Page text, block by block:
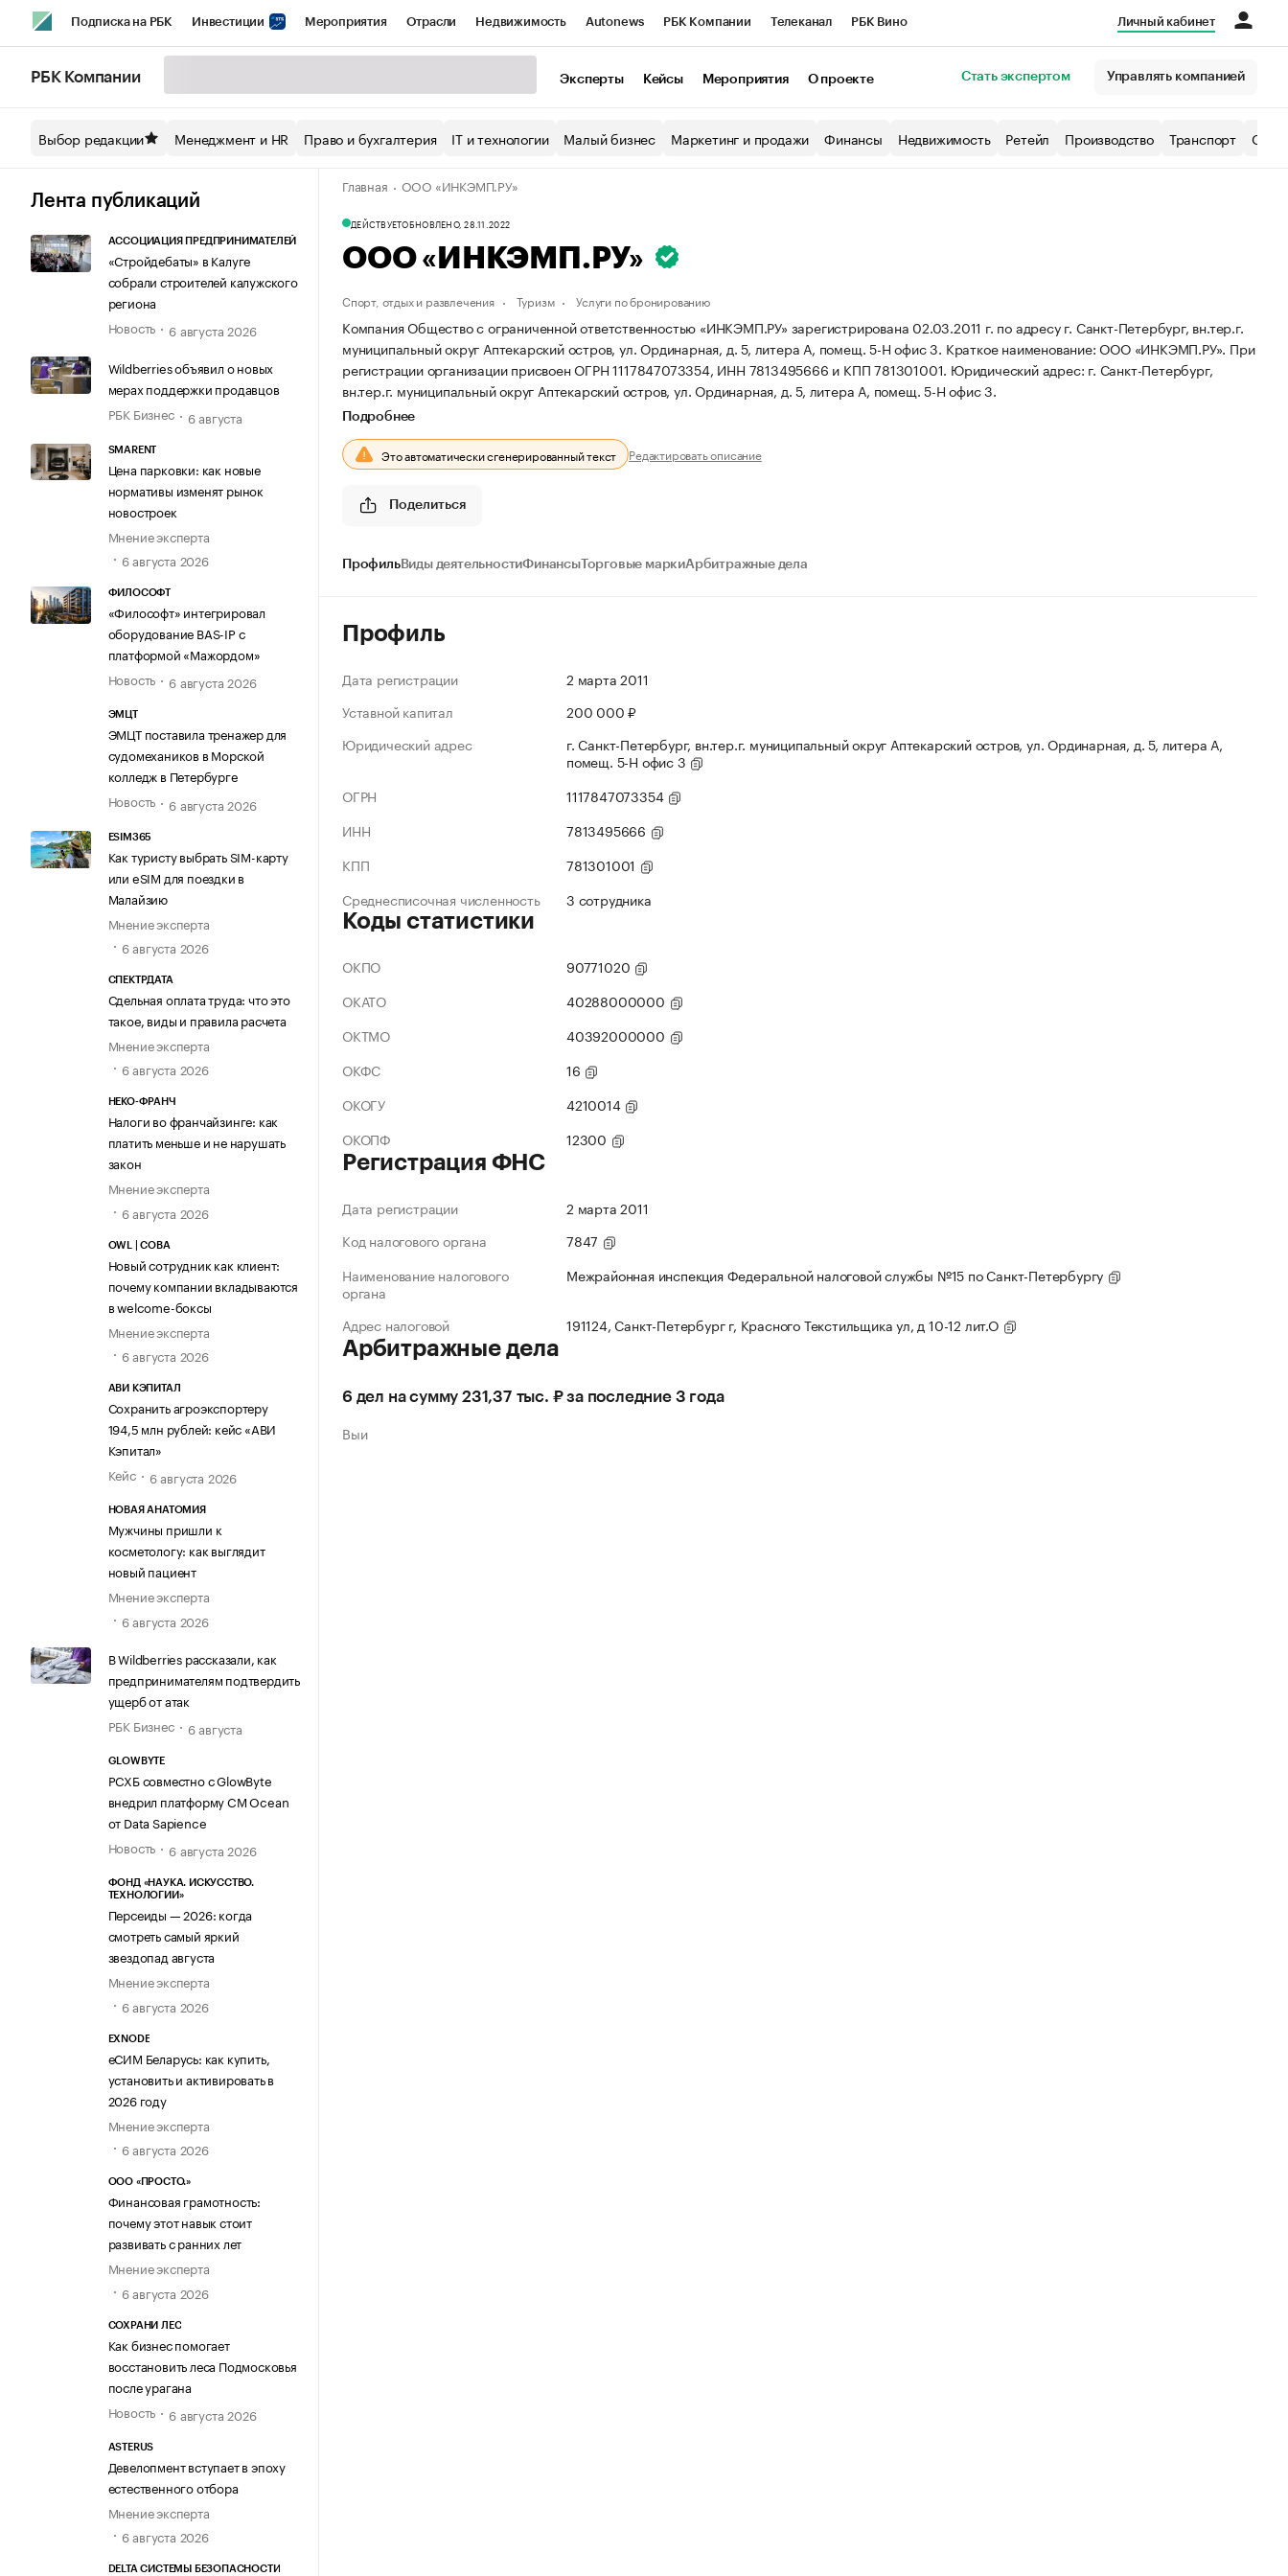
Подписка на РБК Инвестиции Мероприятия Отрасли Недвижимость Autonews РБК Компании Телеканал РБК Вино
Спецпроекты СПб Конференции СПб Спецпроекты Экономика Бизнес
Технологии и медиа Рынок наличной валюты
Личный кабинет
РБК Компании Эксперты Кейсы Мероприятия О проекте Стать экспертом Управлять компанией
Выбор редакции Менеджмент и HR Право и бухгалтерия IT и технологии Малый бизнес Маркетинг и продажи Финансы Недвижимость Ретейл Производство Транспорт
Лента публикаций
АССОЦИАЦИЯ ПРЕДПРИНИМАТЕЛЕЙ
«Стройдебаты» в Калуге
собрали строителей калужского
региона
Новость
6 августа 2026
Wildberries объявил о новых
мерах поддержки продавцов
РБК Бизнес
6 августа
SMARENT
Цена парковки: как новые
нормативы изменят рынок
новостроек
Мнение эксперта
6 августа 2026
ФИЛОСОФТ
«Философт» интегрировал
оборудование BAS-IP с
платформой «Мажордом»
Новость
6 августа 2026
ЭМЦТ
ЭМЦТ поставила тренажер для
судомехаников в Морской
колледж в Петербурге
Новость
6 августа 2026
ESIM365
Как туристу выбрать SIM-карту
или eSIM для поездки в
Малайзию
Мнение эксперта
6 августа 2026
СПЕКТРДАТА
Сдельная оплата труда: что это
такое, виды и правила расчета
Мнение эксперта
6 августа 2026
НЕКО-ФРАНЧ
Налоги во франчайзинге: как
платить меньше и не нарушать
закон
Мнение эксперта
6 августа 2026
OWL | СОВА
Новый сотрудник как клиент:
почему компании вкладываются
в welcome-боксы
Мнение эксперта
6 августа 2026
АВИ КЭПИТАЛ
Сохранить агроэкспортеру
194,5 млн рублей: кейс «АВИ
Кэпитал»
Кейс
6 августа 2026
НОВАЯ АНАТОМИЯ
Мужчины пришли к
косметологу: как выглядит
новый пациент
Мнение эксперта
6 августа 2026
В Wildberries рассказали, как
предпринимателям подтвердить
ущерб от атак
РБК Бизнес
6 августа
GLOWBYTE
РСХБ совместно с GlowByte
внедрил платформу CM Ocean
от Data Sapience
Новость
6 августа 2026
ФОНД «НАУКА. ИСКУССТВО.
ТЕХНОЛОГИИ»
Персеиды — 2026: когда
смотреть самый яркий
звездопад августа
Мнение эксперта
6 августа 2026
EXNODE
еСИМ Беларусь: как купить,
установить и активировать в
2026 году
Мнение эксперта
6 августа 2026
ООО «ПРОСТО.»
Финансовая грамотность:
почему этот навык стоит
развивать с ранних лет
Мнение эксперта
6 августа 2026
СОХРАНИ ЛЕС
Как бизнес помогает
восстановить леса Подмосковья
после урагана
Новость
6 августа 2026
ASTERUS
Девелопмент вступает в эпоху
естественного отбора
Мнение эксперта
6 августа 2026
DELTA СИСТЕМЫ БЕЗОПАСНОСТИ
Главная ООО «ИНКЭМП.РУ»
ДЕЙСТВУЕТОБНОВЛЕНО, 28.11.2022
ООО «ИНКЭМП.РУ»
Спорт, отдых и развлечения Туризм Услуги по бронированию
Компания Общество с ограниченной ответственностью «ИНКЭМП.РУ» зарегистрирована 02.03.2011 г. по адресу г. Санкт-Петербург, вн.тер.г.
муниципальный округ Аптекарский остров, ул. Ординарная, д. 5, литера А, помещ. 5-Н офис 3. Краткое наименование: ООО «ИНКЭМП.РУ». При
регистрации организации присвоен ОГРН 1117847073354, ИНН 7813495666 и КПП 781301001. Юридический адрес: г. Санкт-Петербург,
вн.тер.г. муниципальный округ Аптекарский остров, ул. Ординарная, д. 5, литера А, помещ. 5-Н офис 3.
Подробнее
Это автоматически сгенерированный текст Редактировать описание
Поделиться
ПрофильВиды деятельностиФинансыТорговые маркиАрбитражные дела
Профиль
Дата регистрации
2 марта 2011
Уставной капитал
200 000 ₽
Юридический адрес
г. Санкт-Петербург, вн.тер.г. муниципальный округ Аптекарский остров, ул. Ординарная, д. 5, литера А,
помещ. 5-Н офис 3
ОГРН
1117847073354
ИНН
7813495666
КПП
781301001
Среднесписочная численность
3 сотрудника
Коды статистики
ОКПО
90771020
ОКАТО
40288000000
ОКТМО
40392000000
ОКФС
16
ОКОГУ
4210014
ОКОПФ
12300
Регистрация ФНС
Дата регистрации
2 марта 2011
Код налогового органа
7847
Наименование налогового
органа
Межрайонная инспекция Федеральной налоговой службы №15 по Санкт-Петербургу
Адрес налоговой 191124, Санкт-Петербург г, Красного Текстильщика ул, д 10-12 лит.О
Арбитражные дела
6 дел на сумму 231,37 тыс. ₽ за последние 3 года
Выи